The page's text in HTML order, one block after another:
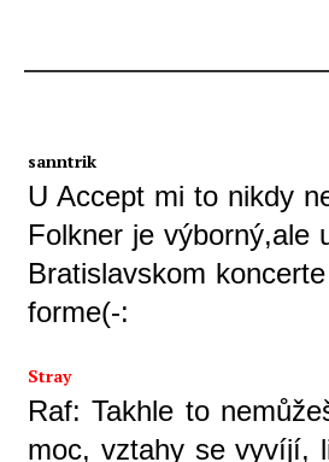
sanntrik
U Accept mi to nikdy
Folkner je výborný,ale
Bratislavskom
forme(-:
Stray
Raf: Takhle to
moc, vztahy se vyvíjí,